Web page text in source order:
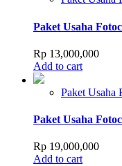
Paket Usaha
Rp 13,000,000
Add to cart
Paket Usaha
Paket Usaha
Rp 19,000,000
Add to cart